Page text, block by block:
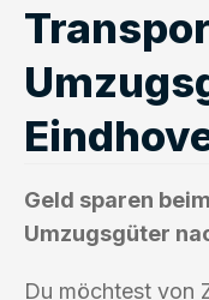
Geld sparen
Umzugsgüter
Du möchtest von